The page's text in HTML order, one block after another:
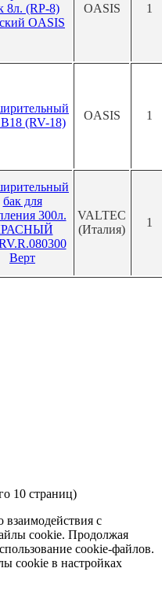
8л. (RP-8)
OASIS
OASIS 1
(RV-18)
OASIS 1
бак для
300л.
Верт
VALTEC
(Италия)
1
10 страниц)
взаимодействия с
cookie. Продолжая
cookie-файлов.
cookie в настройках